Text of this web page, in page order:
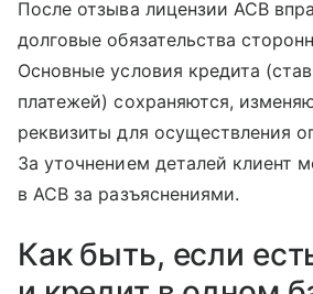
После отзыва лицензии АСВ
долговые обязательства
Основные условия кредита
платежей) сохраняются,
реквизиты для осуществления
За уточнением деталей клиент
в АСВ за разъяснениями.
Как быть, если